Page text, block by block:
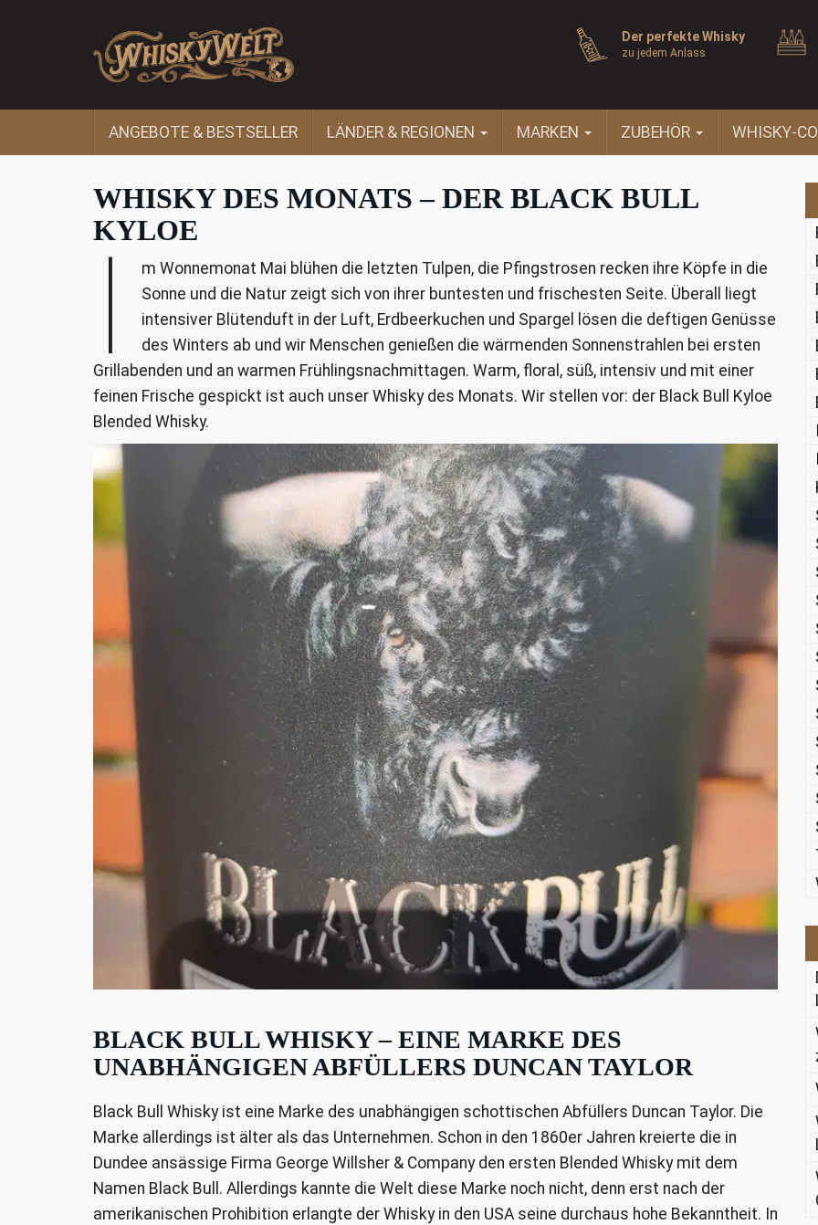
Der perfekte Whisky
zu jedem Anlass
ANGEBOTE & BESTSELLER LÄNDER & REGIONEN MARKEN ZUBEHÖR WHISKY-
WHISKY DES MONATS – DER BLACK BULL
KYLOE
I
m Wonnemonat Mai blühen die letzten Tulpen, die Pfingstrosen recken ihre Köpfe in die
Sonne und die Natur zeigt sich von ihrer buntesten und frischesten Seite. Überall liegt
intensiver Blütenduft in der Luft, Erdbeerkuchen und Spargel lösen die deftigen Genüsse
des Winters ab und wir Menschen genießen die wärmenden Sonnenstrahlen bei ersten
Grillabenden und an warmen Frühlingsnachmittagen. Warm, floral, süß, intensiv und mit einer
feinen Frische gespickt ist auch unser Whisky des Monats. Wir stellen vor: der Black Bull Kyloe
Blended Whisky.
BLACK BULL WHISKY – EINE MARKE DES
UNABHÄNGIGEN ABFÜLLERS DUNCAN TAYLOR
Black Bull Whisky ist eine Marke des unabhängigen schottischen Abfüllers Duncan Taylor. Die
Marke allerdings ist älter als das Unternehmen. Schon in den 1860er Jahren kreierte die in
Dundee ansässige Firma George Willsher & Company den ersten Blended Whisky mit dem
Namen Black Bull. Allerdings kannte die Welt diese Marke noch nicht, denn erst nach der
amerikanischen Prohibition erlangte der Whisky in den USA seine durchaus hohe Bekanntheit. In